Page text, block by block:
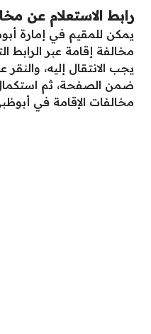
رابط الاستعلام عن
يمكن للمقيم في إمارة
مخالفة إقامة عبر الرابط
يجب الانتقال إليه، والنقر
ضمن الصفحة، ثم
مخالفات الإقامة في